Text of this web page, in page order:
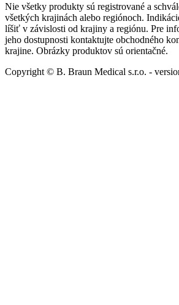
Nie všetky produkty sú registrované a
všetkých krajinách alebo regiónoch.
líšiť v závislosti od krajiny a regiónu. Pre
jeho dostupnosti kontaktujte obchodného
krajine. Obrázky produktov sú orientačné.
Copyright © B. Braun Medical s.r.o. -